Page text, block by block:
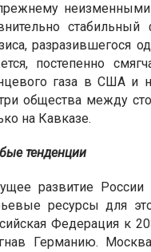
неизменными
разразившегося
постепенно
газа в США и
общества между
на Кавказе.
тенденции
развитие
ресурсы для
Федерация к
Германию.